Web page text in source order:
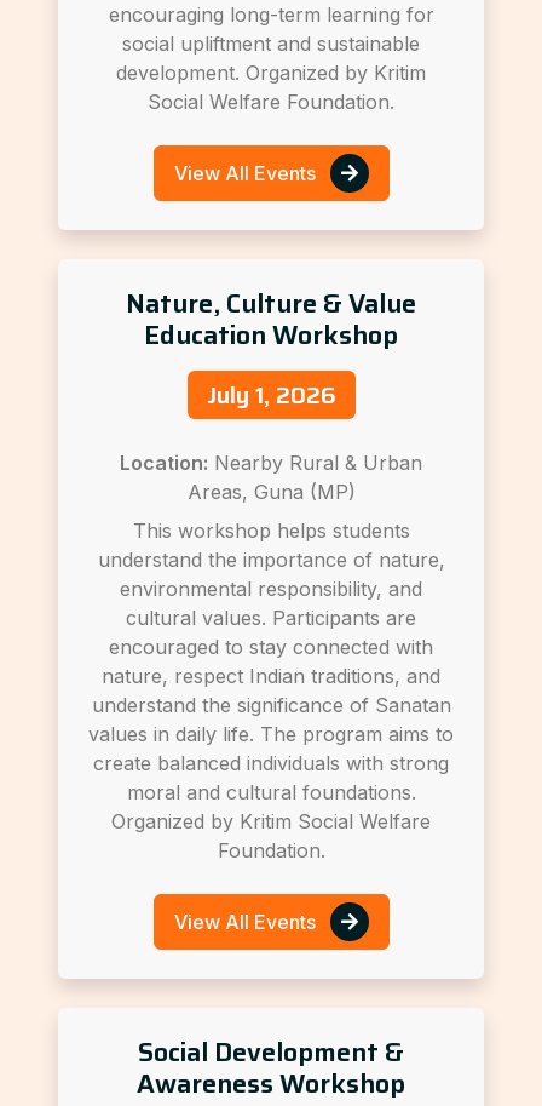
encouraging long-term learning for
social upliftment and sustainable
development. Organized by Kritim
Social Welfare Foundation.
View All Events
Nature, Culture & Value
Education Workshop
July 1, 2026
Location: Nearby Rural & Urban
Areas, Guna (MP)
This workshop helps students
understand the importance of nature,
environmental responsibility, and
cultural values. Participants are
encouraged to stay connected with
nature, respect Indian traditions, and
understand the significance of Sanatan
values in daily life. The program aims to
create balanced individuals with strong
moral and cultural foundations.
Organized by Kritim Social Welfare
Foundation.
View All Events
Social Development &
Awareness Workshop